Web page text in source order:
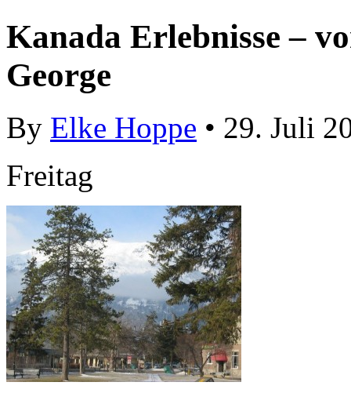
Kanada Erlebnisse –
George
By Elke Hoppe • 29. Juli
Freitag